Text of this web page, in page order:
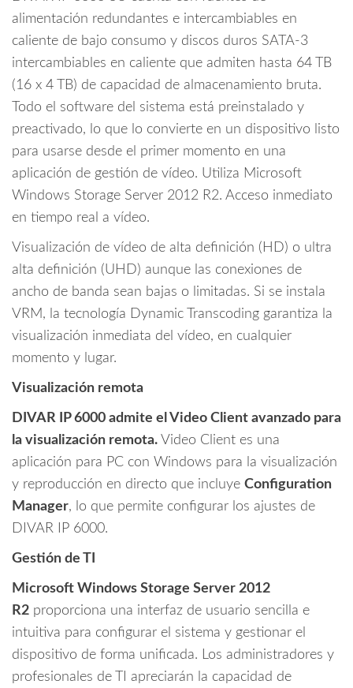
alimentación redundantes e intercambiables en
caliente de bajo consumo y discos duros SATA-3
intercambiables en caliente que admiten hasta 64 TB
(16 x 4 TB) de capacidad de almacenamiento bruta.
Todo el software del sistema está preinstalado y
preactivado, lo que lo convierte en un dispositivo listo
para usarse desde el primer momento en una
aplicación de gestión de vídeo. Utiliza Microsoft
Windows Storage Server 2012 R2. Acceso inmediato
en tiempo real a vídeo.
Visualización de vídeo de alta definición (HD) o ultra
alta definición (UHD) aunque las conexiones de
ancho de banda sean bajas o limitadas. Si se instala
VRM, la tecnología Dynamic Transcoding garantiza la
visualización inmediata del vídeo, en cualquier
momento y lugar.
Visualización remota
DIVAR IP 6000 admite el Video Client avanzado para
la visualización remota. Video Client es una
aplicación para PC con Windows para la visualización
y reproducción en directo que incluye Configuration
Manager, lo que permite configurar los ajustes de
DIVAR IP 6000.
Gestión de TI
Microsoft Windows Storage Server 2012
R2 proporciona una interfaz de usuario sencilla e
intuitiva para configurar el sistema y gestionar el
dispositivo de forma unificada. Los administradores y
profesionales de TI apreciarán la capacidad de